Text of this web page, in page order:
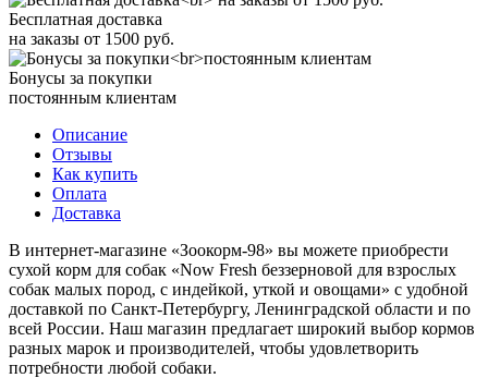
Бесплатная доставка
на заказы от 1500 руб.
Бонусы за покупки
постоянным клиентам
Описание
Отзывы
Как купить
Оплата
Доставка
В интернет-магазине «Зоокорм-98» вы можете приобрести
сухой корм для собак «Now Fresh беззерновой для взрослых
собак малых пород, с индейкой, уткой и овощами» с удобной
доставкой по Санкт-Петербургу, Ленинградской области и по
всей России. Наш магазин предлагает широкий выбор кормов
разных марок и производителей, чтобы удовлетворить
потребности любой собаки.